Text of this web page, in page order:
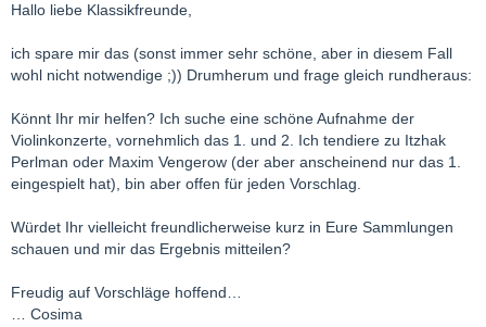
Hallo liebe Klassikfreunde,
ich spare mir das (sonst immer sehr schöne, aber in diesem Fall
wohl nicht notwendige ;)) Drumherum und frage gleich rundheraus:
Könnt Ihr mir helfen? Ich suche eine schöne Aufnahme der
Violinkonzerte, vornehmlich das 1. und 2. Ich tendiere zu Itzhak
Perlman oder Maxim Vengerow (der aber anscheinend nur das 1.
eingespielt hat), bin aber offen für jeden Vorschlag.
Würdet Ihr vielleicht freundlicherweise kurz in Eure Sammlungen
schauen und mir das Ergebnis mitteilen?
Freudig auf Vorschläge hoffend…
… Cosima